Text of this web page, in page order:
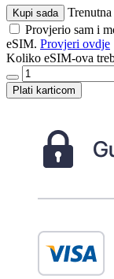
Kupi sada
Provjerio sam i
eSIM. Provjeri ovdje
Koliko eSIM-ova
Plati karticom